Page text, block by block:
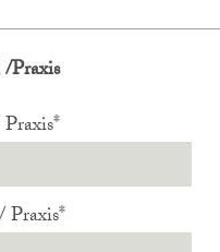
Praxis
*
Praxis*